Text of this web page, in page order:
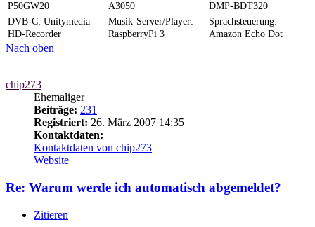
P50GW20
A3050
DMP-BDT320
DVB-C: Unitymedia
HD-Recorder
Musik-Server/Player:
RaspberryPi 3
Sprachsteuerung:
Amazon Echo Dot
Nach oben
chip273
Ehemaliger
Beiträge: 231
Registriert: 26. März 2007 14:35
Kontaktdaten:
Kontaktdaten von chip273
Website
Re: Warum werde ich automatisch abgemeldet?
Zitieren